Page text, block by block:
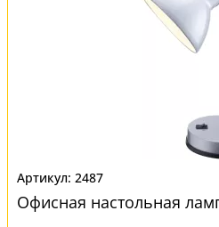
2487
Офисная настольная